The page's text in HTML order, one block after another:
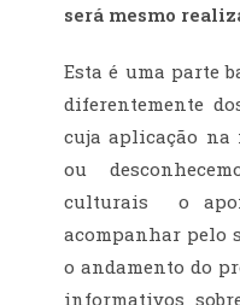
será mesmo
Esta é uma parte
diferentemente
cuja aplicação na
ou
culturais o
acompanhar pelo
o andamento do
informativos